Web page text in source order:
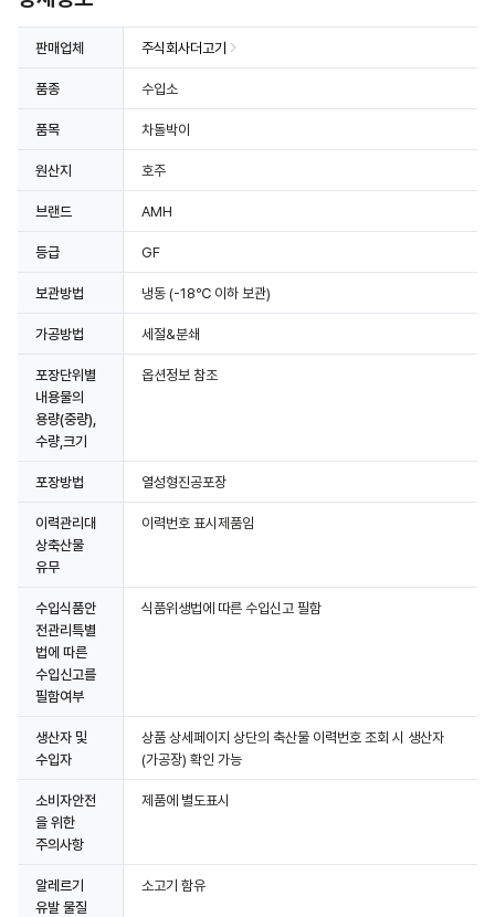
상세정보 더보기
판매업체 주식회사더고기
품종 수입소
품목 차돌박이
원산지 호주
브랜드 AMH
등급 GF
보관방법 냉동 (-18℃ 이하 보관)
가공방법 세절&분쇄
포장단위별
내용물의
용량(중량),
수량,크기
옵션정보 참조
포장방법 열성형진공포장
이력관리대
상축산물
유무
이력번호 표시제품임
수입식품안
전관리특별
법에 따른
수입신고를
필함여부
식품위생법에 따른 수입신고 필함
생산자 및
수입자
상품 상세페이지 상단의 축산물 이력번호 조회 시 생산자
(가공장) 확인 가능
소비자안전
을 위한
주의사항
제품에 별도표시
알레르기
유발 물질
소고기 함유